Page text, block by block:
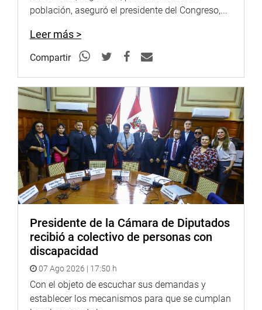
PRENSA-CONGRESO
Puede encontrar más información en nuestra página web
Facebook:https://www.facebook.com/congresoperu
Twitter:https://twitter.com/congresoperu
Youtube:http://www.youtube.com/congresoperu
Soundcloud:https://soundcloud.com/radiocongreso
población, aseguró el presidente del Congreso,...
Leer más >
Compartir
Presidente de la Cámara de Diputados
recibió a colectivo de personas con
discapacidad
07 Ago 2026 | 17:50 h
Con el objeto de escuchar sus demandas y
establecer los mecanismos para que se cumplan